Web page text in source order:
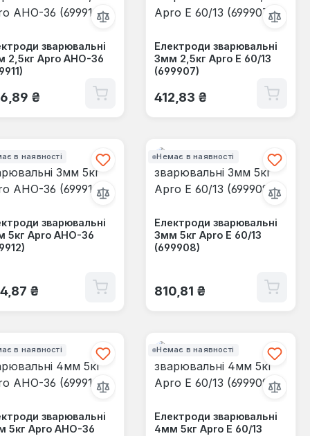
зварювальні
2,5кг Apro АНО-36
ціна:
₴
Електроди зварювальні
3мм 2,5кг Apro Е 60/13
(699907)
Звичайна ціна:
412,83 ₴
в наявності
зварювальні
5кг Apro АНО-36
ціна:
₴
Немає в наявності
Електроди зварювальні
3мм 5кг Apro Е 60/13
(699908)
Звичайна ціна:
810,81 ₴
в наявності
зварювальні
5кг Apro АНО-36
Немає в наявності
Електроди зварювальні
4мм 5кг Apro Е 60/13